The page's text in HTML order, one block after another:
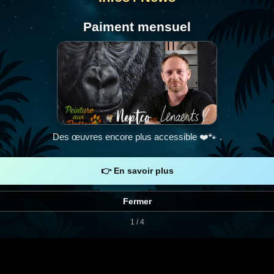
Aucune infos
complémentaires
Paiment mensuel
Des œuvres encore plus accessible ❤️🐾 .
👉 En savoir plus
Fermer
1 / 4